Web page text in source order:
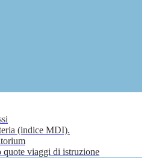
(indice MDI).
quote viaggi di istruzione